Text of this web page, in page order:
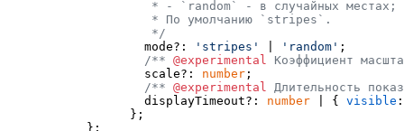
           * - `random` - в случайных местах;
           * По умолчанию `stripes`.
           */
mode?:
'stripes' 'random' ;
/** @experimental Коэффициент
          scale?:
number ;
/** @experimental Длительность
          displayTimeout?:
number | { visible
        };
  };